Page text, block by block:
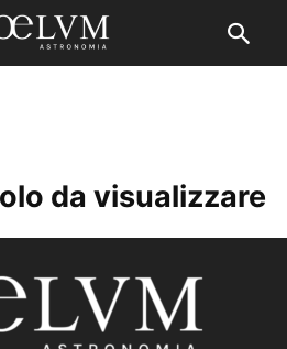
da visualizzare